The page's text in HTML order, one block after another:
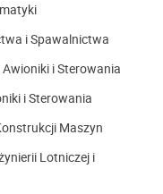
i Spawalnictwa
i Sterowania
i Sterowania
Maszyn
Lotniczej i